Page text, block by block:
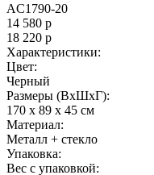
AС1790-20
14 580 р
18 220 р
Характеристики:
Цвет:
Черный
Размеры (ВxШxГ):
170 x 89 x 45 см
Материал:
Металл + стекло
Упаковка:
Вес с упаковкой: